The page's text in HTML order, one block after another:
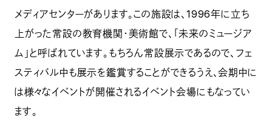
メディアセンターがあります。この施設は、1996年に立ち
上がった常設の教育機関・美術館で、「未来のミュージア
ム」と呼ばれています。もちろん常設展示であるので、フェ
スティバル中も展示を鑑賞することができるうえ、会期中に
は様々なイベントが開催されるイベント会場にもなってい
ます。